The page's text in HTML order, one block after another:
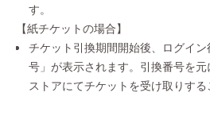
す。
【紙チケットの場合】
チケット引換期間開始後、ログイン
号」が表示されます。引換番号を
ストアにてチケットを受け取りす